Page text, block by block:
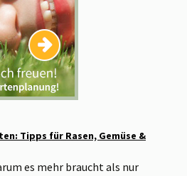
Tipps für Rasen, Gemüse &
es mehr braucht als nur